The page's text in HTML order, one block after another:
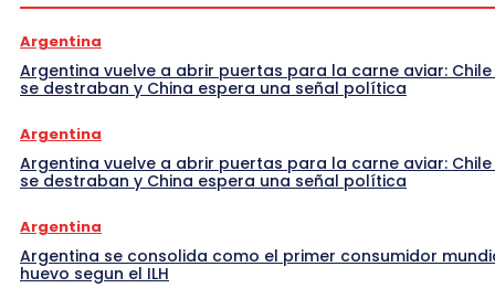
Argentina
Argentina vuelve a abrir puertas para la carne aviar: Chile
se destraban y China espera una señal política
Argentina
Argentina vuelve a abrir puertas para la carne aviar: Chile
se destraban y China espera una señal política
Argentina
Argentina se consolida como el primer consumidor
huevo segun el ILH